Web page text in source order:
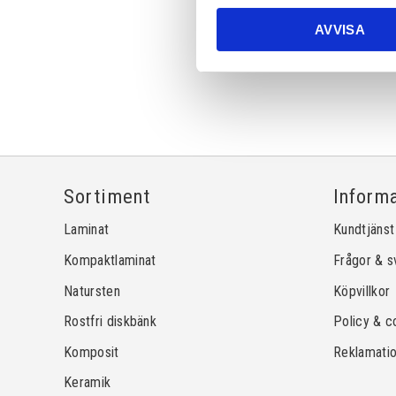
AVVISA
Sortiment
Laminat
Kompaktlaminat
Natursten
Rostfri diskbänk
Komposit
Keramik
Kundtjänst
Frågor &
Köpvillkor
Policy &